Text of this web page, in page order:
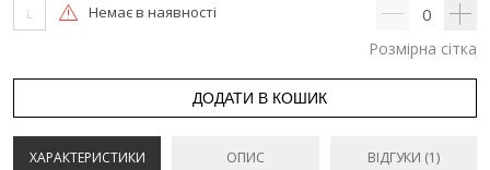
L Немає в наявності 0
Розмірна сітка
ДОДАТИ В КОШИК
ХАРАКТЕРИСТИКИ ОПИС ВІДГУКИ (1)